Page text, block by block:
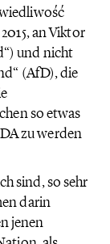
an Viktor
und nicht
(AfD), die
so etwas
zu werden
sind, so sehr
darin
jenen